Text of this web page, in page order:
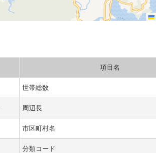
項目名
世帯総数
周辺長
市区町村名
分類コード